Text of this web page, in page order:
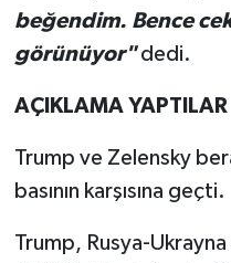
beğendim. Bence
görünüyor"dedi.
AÇIKLAMA YAPTILAR
Trump ve Zelensky
basının karşısına geçti.
Trump, Rusya-Ukrayna